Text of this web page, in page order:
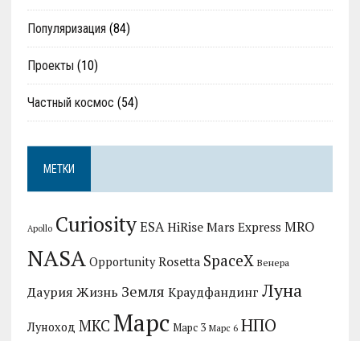
Популяризация (84)
Проекты (10)
Частный космос (54)
МЕТКИ
Apollo Curiosity ESA HiRise Mars Express MRO
NASA Opportunity Rosetta SpaceX Венера
Даурия Жизнь Земля Краудфандинг Луна
Луноход МКС Марс Марс 3 Марс 6 НПО